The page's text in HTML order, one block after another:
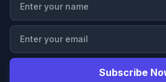
Subscribe